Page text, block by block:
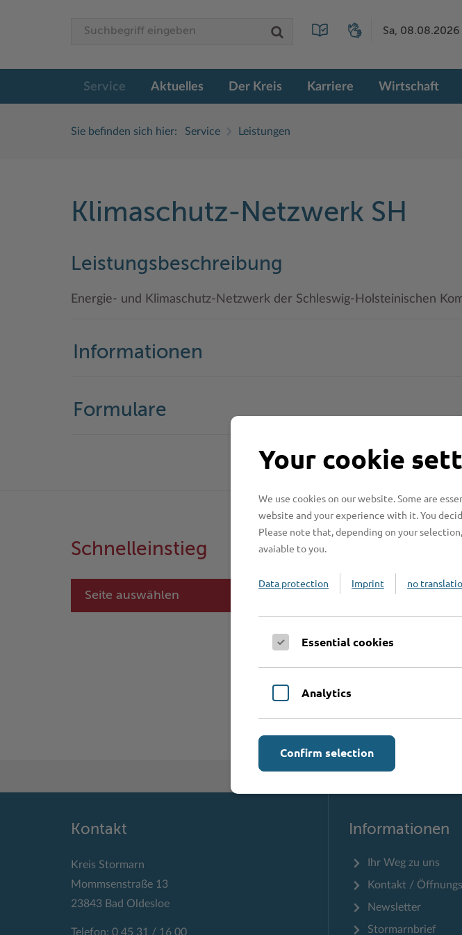
Sa, 08.08.2026
Service Aktuelles Der Kreis Karriere Wirtschaft
Sie befinden sich hier: Service Leistungen
Klimaschutz-Netzwerk SH
Leistungsbeschreibung
Energie- und Klimaschutz-Netzwerk der Schleswig-Holsteinischen
Informationen
Formulare
Schnelleinstieg
Seite auswählen
Formulare
Kontakt
Kreis Stormarn
Mommsenstraße 13
23843 Bad Oldesloe
Telefon: 0 45 31 / 16 00
Informationen
Ihr Weg zu uns
Kontakt /
Newsletter
Stormarnbrief
Your cookie
We use cookies on our website. Some are
website and your experience with it. You
Please note that, depending on your
avaiable to you.
Data protection Imprint no
Essential cookies
Analytics
Confirm selection